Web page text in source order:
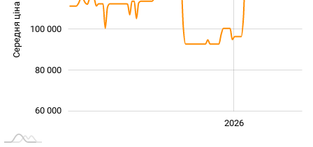
Середня ціна 100 000
60 000
80 000
100 000
2026